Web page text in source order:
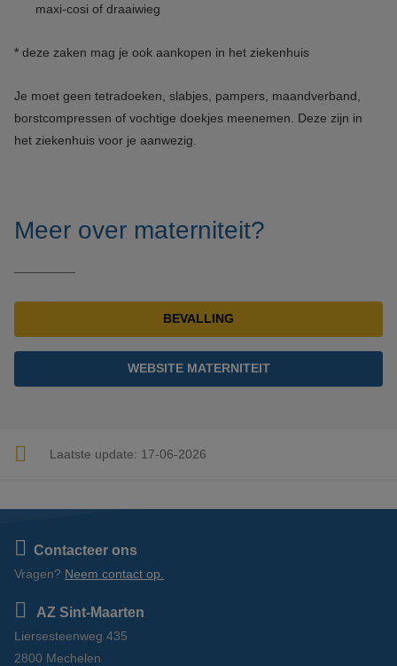
maxi-cosi of draaiwieg
* deze zaken mag je ook aankopen in het ziekenhuis
Je moet geen tetradoeken, slabjes, pampers, maandverband,
borstcompressen of vochtige doekjes meenemen. Deze zijn in
het ziekenhuis voor je aanwezig.
Meer over materniteit?
BEVALLING
WEBSITE MATERNITEIT
Laatste update: 17-06-2026
Contacteer ons
Vragen? Neem contact op.
AZ Sint-Maarten
Liersesteenweg 435
2800 Mechelen